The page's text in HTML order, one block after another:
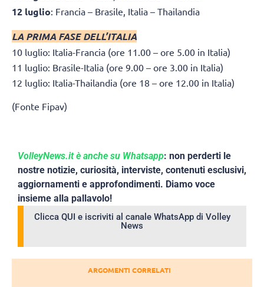
12 luglio: Francia – Brasile, Italia – Thailandia
LA PRIMA FASE DELL’ITALIA
10 luglio: Italia-Francia (ore 11.00 – ore 5.00 in Italia)
11 luglio: Brasile-Italia (ore 9.00 – ore 3.00 in Italia)
12 luglio: Italia-Thailandia (ore 18 – ore 12.00 in Italia)
(Fonte Fipav)
VolleyNews.it è anche su Whatsapp: non perderti le
nostre notizie, curiosità, interviste, contenuti esclusivi,
aggiornamenti e approfondimenti. Diamo voce
insieme alla pallavolo!
Clicca QUI e iscriviti al canale WhatsApp di Volley
News
ARGOMENTI CORRELATI